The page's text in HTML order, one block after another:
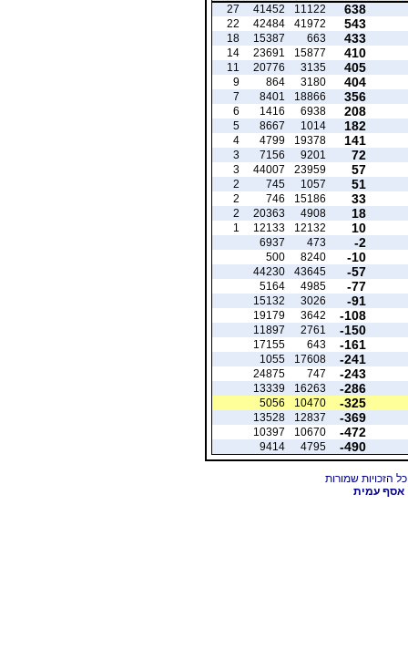
638
11122
41452
27
543
41972
42484
22
433
663
15387
18
410
15877
23691
14
405
3135
20776
11
404
3180
864
9
356
18866
8401
7
208
6938
1416
6
182
1014
8667
5
141
19378
4799
4
72
9201
7156
3
57
23959
44007
3
51
1057
745
2
33
15186
746
2
18
4908
20363
2
10
12132
12133
1
-2
473
6937
-10
8240
500
-57
43645
44230
-77
4985
5164
-91
3026
15132
-108
3642
19179
-150
2761
11897
-161
643
17155
-241
17608
1055
-243
747
24875
-286
16263
13339
-325
10470
5056
-369
12837
13528
-472
10670
10397
-490
4795
9414
אסף עמית